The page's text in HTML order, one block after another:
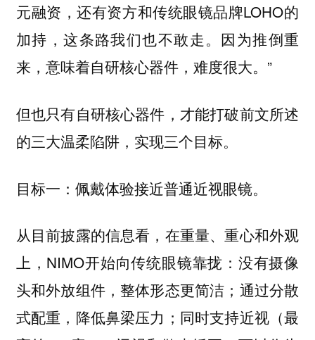
元融资，还有资方和传统眼镜品牌LOHO的
加持，这条路我们也不敢走。因为推倒重
来，意味着自研核心器件，难度很大。”
但也只有自研核心器件，才能打破前文所述
的三大温柔陷阱，实现三个目标。
目标一：佩戴体验接近普通近视眼镜。
从目前披露的信息看，在重量、重心和外观
上，NIMO开始向传统眼镜靠拢：没有摄像
头和外放组件，整体形态更简洁；通过分散
式配重，降低鼻梁压力；同时支持近视（最